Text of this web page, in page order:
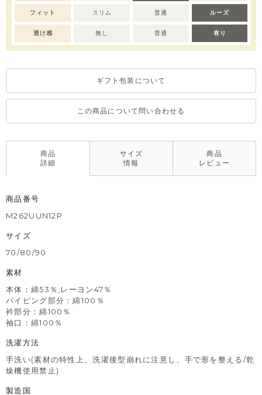
※撮影･モニター環境等により実際の商品の色味と異なって見える
場合がございます。
※濃色部分は、摩擦や汗・雨などにより、他の衣類や下着、バッ
グ等に色移りする場合がございます。淡色のものとの組み合わせ
※色移りを防ぐため、手洗い後はタオルで軽く水気を取り、形を
フィット スリム 普通 ルーズ
透け感 無し 普通 有り
ギフト包装について
この商品について問い合わせる
商品
詳細
サイズ
情報
商品
レビュー
商品番号
M262UUN12P
サイズ
70/80/90
素材
本体：綿53％,レーヨン47％
パイピング部分：綿100％
衿部分：綿100％
袖口：綿100％
洗濯方法
手洗い(素材の特性上、洗濯後型崩れに注意し、手で形を整える/乾
燥機使用禁止)
製造国